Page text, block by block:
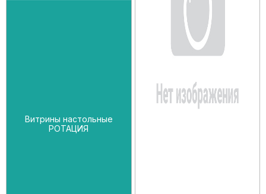
Витрины настольные
РОТАЦИЯ